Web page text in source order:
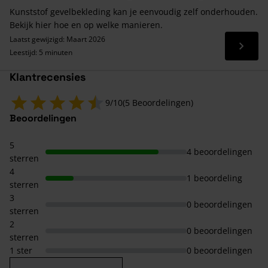
Kunststof gevelbekleding kan je eenvoudig zelf onderhouden.
Bekijk hier hoe en op welke manieren.
Laatst gewijzigd: Maart 2026
Leestijd: 5 minuten
Lees
Klantrecensies
9/10(5 Beoordelingen)
Beoordelingen
5
sterren
4 beoordelingen
4
sterren
1 beoordeling
3
sterren
0 beoordelingen
2
sterren
0 beoordelingen
1 ster
0 beoordelingen